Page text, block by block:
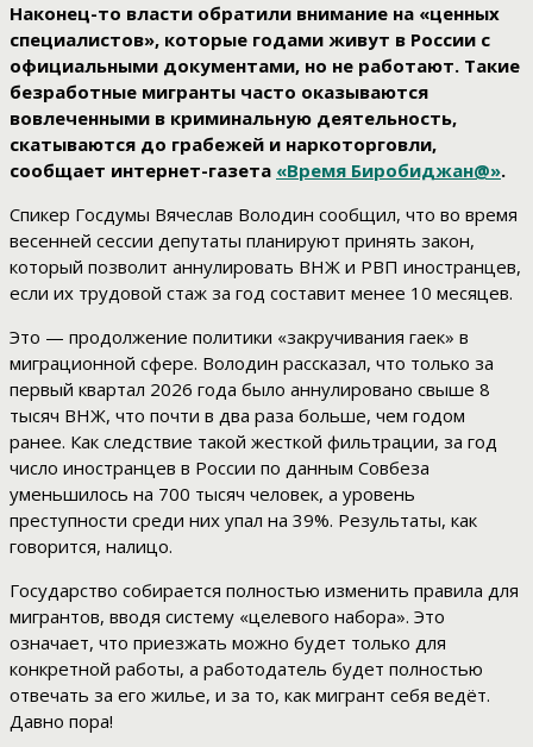
Наконец-то власти обратили внимание на «ценных
специалистов», которые годами живут в России с
официальными документами, но не работают. Такие
безработные мигранты часто оказываются
вовлеченными в криминальную деятельность,
скатываются до грабежей и наркоторговли,
сообщает интернет-газета «Время Биробиджан@».
Спикер Госдумы Вячеслав Володин сообщил, что во время
весенней сессии депутаты планируют принять закон,
который позволит аннулировать ВНЖ и РВП иностранцев,
если их трудовой стаж за год составит менее 10 месяцев.
Это — продолжение политики «закручивания гаек» в
миграционной сфере. Володин рассказал, что только за
первый квартал 2026 года было аннулировано свыше 8
тысяч ВНЖ, что почти в два раза больше, чем годом
ранее. Как следствие такой жесткой фильтрации, за год
число иностранцев в России по данным Совбеза
уменьшилось на 700 тысяч человек, а уровень
преступности среди них упал на 39%. Результаты, как
говорится, налицо.
Государство собирается полностью изменить правила для
мигрантов, вводя систему «целевого набора». Это
означает, что приезжать можно будет только для
конкретной работы, а работодатель будет полностью
отвечать за его жилье, и за то, как мигрант себя ведёт.
Давно пора!